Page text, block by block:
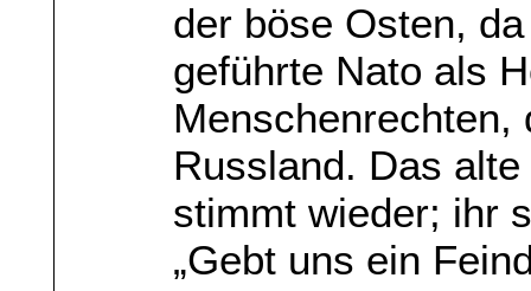
der böse Osten,
geführte Nato als
Menschenrechten,
Russland. Das
stimmt wieder; ihr
„Gebt uns ein